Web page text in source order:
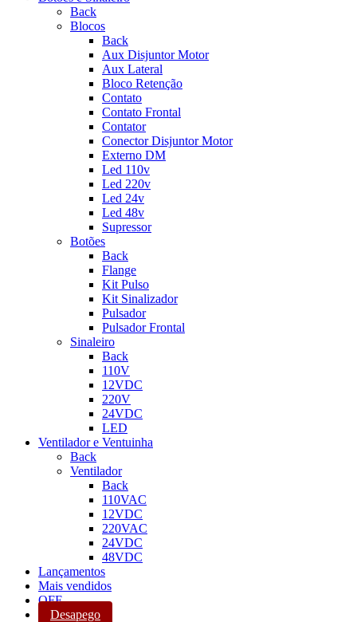
Back
Blocos
Back
Aux Disjuntor Motor
Aux Lateral
Bloco Retenção
Contato
Contato Frontal
Contator
Conector Disjuntor Motor
Externo DM
Led 110v
Led 220v
Led 24v
Led 48v
Supressor
Botões
Back
Flange
Kit Pulso
Kit Sinalizador
Pulsador
Pulsador Frontal
Sinaleiro
Back
110V
12VDC
220V
24VDC
LED
Ventilador e Ventuinha
Back
Ventilador
Back
110VAC
12VDC
220VAC
24VDC
48VDC
Lançamentos
Mais vendidos
OFF
Desapego